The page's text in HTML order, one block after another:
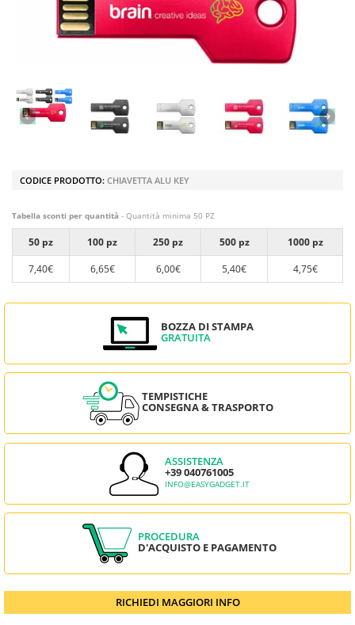
CODICE PRODOTTO: CHIAVETTA ALU KEY
Tabella sconti per quantità - Quantità minima 50 PZ
50 pz 100 pz 250 pz 500 pz
1000 pz
7,40€
6,65€ 6,00€ 5,40€ 4,75€
BOZZA DI STAMPA
GRATUITA
TEMPISTICHE
CONSEGNA & TRASPORTO
ASSISTENZA
+39 040761005
INFO@EASYGADGET.IT
PROCEDURA
D'ACQUISTO E PAGAMENTO
RICHIEDI MAGGIORI INFO